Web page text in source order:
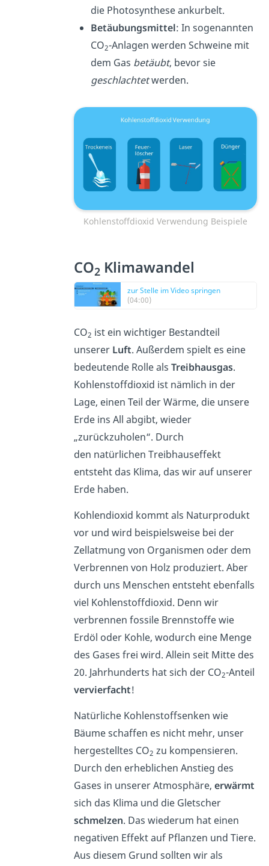
die Photosynthese ankurbelt.
Betäubungsmittel: In sogenannten
CO2-Anlagen werden Schweine mit
dem Gas betäubt, bevor sie
geschlachtetwerden.
Kohlenstoffdioxid Verwendung Beispiele
CO2 Klimawandel
zur Stelle im Video springen
(04:00)
CO2 ist ein wichtiger Bestandteil
unserer Luft. Außerdem spielt es eine
bedeutende Rolle als Treibhausgas.
Kohlenstoffdioxid ist nämlich in der
Lage, einen Teil der Wärme, die unsere
Erde ins All abgibt, wieder
„zurückzuholen“. Durch
den natürlichen Treibhauseffekt
entsteht das Klima, das wir auf unserer
Erde haben.
Kohlendioxid kommt als Naturprodukt
vor und wird beispielsweise bei der
Zellatmung von Organismen oder dem
Verbrennen von Holz produziert. Aber
durch uns Menschen entsteht ebenfalls
viel Kohlenstoffdioxid. Denn wir
verbrennen fossile Brennstoffe wie
Erdöl oder Kohle, wodurch eine Menge
des Gases frei wird. Allein seit Mitte des
20. Jahrhunderts hat sich der CO2-Anteil
vervierfacht!
Natürliche Kohlenstoffsenken wie
Bäume schaffen es nicht mehr, unser
hergestelltes CO2 zu kompensieren.
Durch den erheblichen Anstieg des
Gases in unserer Atmosphäre, erwärmt
sich das Klima und die Gletscher
schmelzen. Das wiederum hat einen
negativen Effekt auf Pflanzen und Tiere.
Aus diesem Grund sollten wir als